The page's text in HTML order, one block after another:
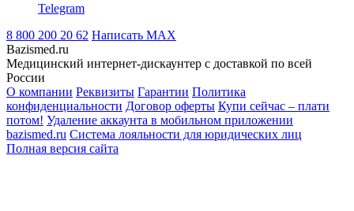
Telegram
8 800 200 20 62 Написать MAX
Bazismed.ru
Медицинский интернет-дискаунтер с доставкой по всей
России
О компании Реквизиты Гарантии Политика
конфиденциальности Договор оферты Купи сейчас – плати
потом! Удаление аккаунта в мобильном приложении
bazismed.ru Система лояльности для юридических лиц
Полная версия сайта